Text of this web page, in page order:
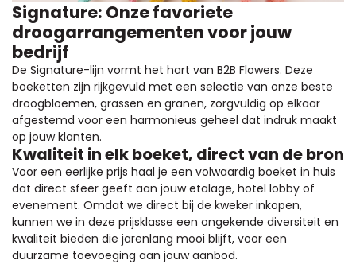
Signature: Onze favoriete
droogarrangementen voor jouw
bedrijf
De Signature-lijn vormt het hart van B2B Flowers. Deze
boeketten zijn rijkgevuld met een selectie van onze beste
droogbloemen, grassen en granen, zorgvuldig op elkaar
afgestemd voor een harmonieus geheel dat indruk maakt
op jouw klanten.
Kwaliteit in elk boeket, direct van de bron
Voor een eerlijke prijs haal je een volwaardig boeket in huis
dat direct sfeer geeft aan jouw etalage, hotel lobby of
evenement. Omdat we direct bij de kweker inkopen,
kunnen we in deze prijsklasse een ongekende diversiteit en
kwaliteit bieden die jarenlang mooi blijft, voor een
duurzame toevoeging aan jouw aanbod.